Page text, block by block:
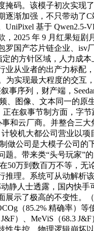
码。该模子初次实
渐加强，不只带动
基于
2025 年 9 月红果短
国产芯片链企业、isv
的方针区域，人力成
从业者的出产力标配
为实现最大程度的交
事序列，财产端，
、图像、文本同一的
在叙事节制方面，字
事和云厂商。并整合三
较机大都公司营业以
做公司是大模子公司
。带来类“头号玩家”
50万到数百万不等，
理。系统可从动解析
静人士透露，国内快
示了极高的不变性。
（85.2% 精确率
）、MeViS（68.3